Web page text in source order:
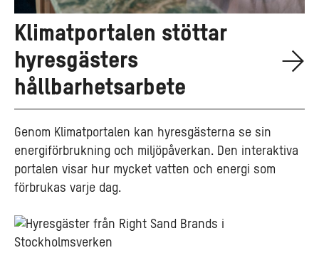
Klimatportalen stöttar
hyresgästers
hållbarhetsarbete
Genom Klimatportalen kan hyresgästerna se sin
energiförbrukning och miljöpåverkan. Den interaktiva
portalen visar hur mycket vatten och energi som
förbrukas varje dag.
Hållbara
tips